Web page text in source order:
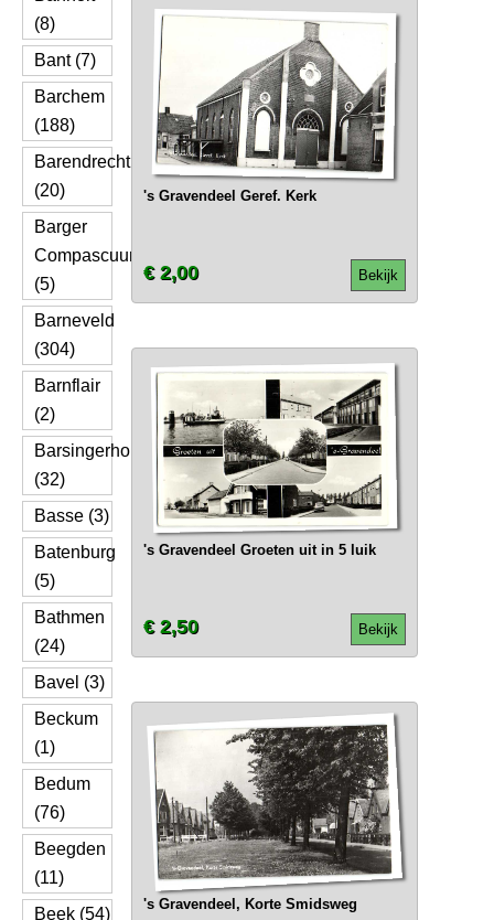
(8)
Bant (7)
Barchem
(188)
Barendrecht
(20)
Barger
Compascuum
(5)
Barneveld
(304)
Barnflair
(2)
Barsingerhorn
(32)
Basse (3)
Batenburg
(5)
Bathmen
(24)
Bavel (3)
Beckum
(1)
Bedum
(76)
Beegden
(11)
Beek (54)
's Gravendeel Geref. Kerk
Bekijk
€ 2,00
's Gravendeel Groeten uit in 5 luik
Bekijk
€ 2,50
's Gravendeel, Korte Smidsweg